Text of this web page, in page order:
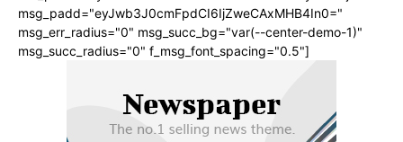
msg_padd="eyJwb3J0cmFpdCI6IjZweCAxMHB4In0="
msg_err_radius="0" msg_succ_bg="var(--center-demo-1)"
msg_succ_radius="0" f_msg_font_spacing="0.5"]